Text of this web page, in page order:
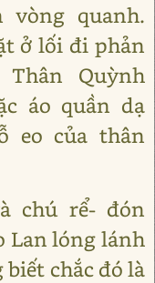
vòng quanh.
ở lối đi phản
Quỳnh
áo quần dạ
eo của thân
chú rể- đón
Lan lóng lánh
chắc đó là